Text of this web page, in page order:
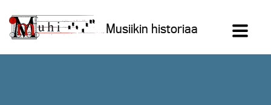
sisältöön
Musiikin historiaa